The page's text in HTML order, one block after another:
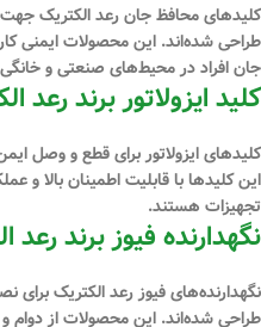
کلیدهای محافظ جان رعد الکتریک
طراحی شده‌اند. این محصولات ایمنی
جان افراد در محیط‌های صنعتی و خانگی
کلید ایزولاتور برند رعد
کلیدهای ایزولاتور برای قطع و وصل
این کلیدها با قابلیت اطمینان بالا
تجهیزات هستند.
نگهدارنده فیوز برند رعد
نگهدارنده‌های فیوز رعد الکتریک
طراحی شده‌اند. این محصولات از دوام و